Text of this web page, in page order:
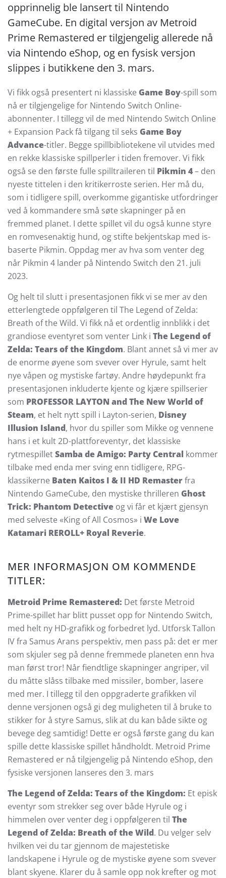
opprinnelig ble lansert til Nintendo
GameCube. En digital versjon av Metroid
Prime Remastered er tilgjengelig allerede nå
via Nintendo eShop, og en fysisk versjon
slippes i butikkene den 3. mars.
Vi fikk også presentert ni klassiske Game Boy-spill som
nå er tilgjengelige for Nintendo Switch Online-
abonnenter. I tillegg vil de med Nintendo Switch Online
+ Expansion Pack få tilgang til seks Game Boy
Advance-titler. Begge spillbibliotekene vil utvides med
en rekke klassiske spillperler i tiden fremover. Vi fikk
også se den første fulle spilltraileren til Pikmin 4– den
nyeste tittelen i den kritikerroste serien. Her må du,
som i tidligere spill, overkomme gigantiske utfordringer
ved å kommandere små søte skapninger på en
fremmed planet. I dette spillet vil du også kunne styre
en romvesenaktig hund, og stifte bekjentskap med is-
baserte Pikmin. Oppdag mer av hva som venter deg
når Pikmin 4 lander på Nintendo Switch den 21. juli
2023.
Og helt til slutt i presentasjonen fikk vi se mer av den
etterlengtede oppfølgeren til The Legend of Zelda:
Breath of the Wild. Vi fikk nå et ordentlig innblikk i det
grandiose eventyret som venter Link i The Legend of
Zelda: Tears of the Kingdom. Blant annet så vi mer av
de enorme øyene som svever over Hyrule, samt helt
nye våpen og mystiske fartøy. Andre høydepunkt fra
presentasjonen inkluderte kjente og kjære spillserier
som PROFESSOR LAYTON and The New World of
Steam, et helt nytt spill i Layton-serien, Disney
Illusion Island, hvor du spiller som Mikke og vennene
hans i et kult 2D-plattforeventyr, det klassiske
rytmespilletSamba de Amigo: Party Central kommer
tilbake med enda mer sving enn tidligere, RPG-
klassikerne Baten Kaitos I & II HD Remasterfra
Nintendo GameCube, den mystiske thrilleren Ghost
Trick: Phantom Detective og vi får et kjært gjensyn
med selveste «King of All Cosmos» i We Love
Katamari REROLL+ Royal Reverie.
MER INFORMASJON OM KOMMENDE
TITLER:
Metroid Prime Remastered: Det første Metroid
Prime-spillet har blitt pusset opp for Nintendo Switch,
med helt ny HD-grafikk og forbedret lyd. Utforsk Tallon
IV fra Samus Arans perspektiv, men pass på: det er mer
som skjuler seg på denne fremmede planeten enn hva
man først tror! Når fiendtlige skapninger angriper, vil
du måtte slåss tilbake med missiler, bomber, lasere
med mer. I tillegg til den oppgraderte grafikken vil
denne versjonen også gi deg muligheten til å bruke to
stikker for å styre Samus, slik at du kan både sikte og
bevege deg samtidig! Dette er også første gang du kan
spille dette klassiske spillet håndholdt. Metroid Prime
Remastered er nå tilgjengelig på Nintendo eShop, den
fysiske versjonen lanseres den 3. mars
The Legend of Zelda: Tears of the Kingdom: Et episk
eventyr som strekker seg over både Hyrule og i
himmelen over venter deg i oppfølgeren til The
Legend of Zelda: Breath of the Wild. Du velger selv
hvilken vei du tar gjennom de majestetiske
landskapene i Hyrule og de mystiske øyene som svever
blant skyene. Klarer du å samle opp nok krefter og mot